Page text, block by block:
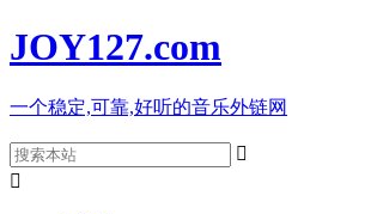
JOY127.com
一个稳定,可靠,好听的音乐外链网

